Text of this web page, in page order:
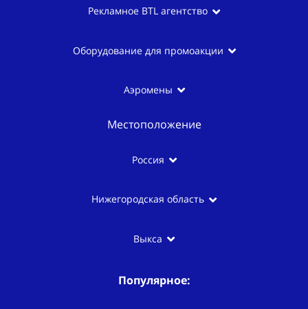
Рекламное BTL агентство
Оборудование для промоакции
Аэромены
Местоположение
Россия
Нижегородская область
Выкса
Популярное: